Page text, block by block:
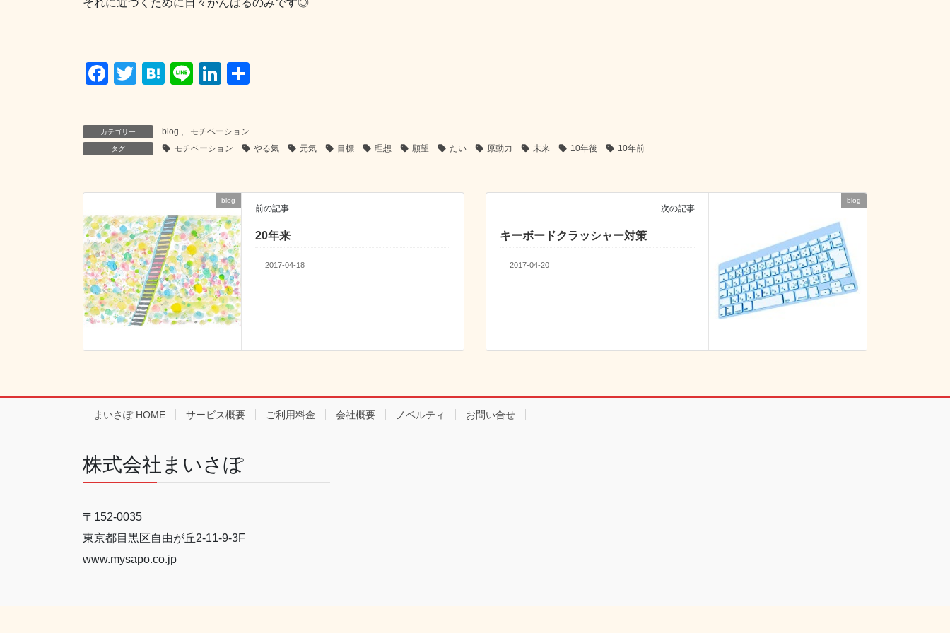
それに近づくために日々がんばるのみです◎
F
c
e
b
o
o
k
T
tt
er
H
n
Li
Li
e
n
カテゴリー blog 、 モチベーション
タグ モチベーション やる気 元気 目標 理想 願望 たい 原動力 未来 10年後 10年前
blog
前の記事
20年来
2017-04-18
blog
次の記事
キーボードクラッシャー対策
2017-04-20
まいさぽ HOME サービス概要 ご利用料金 会社概要 ノベルティ お問い合せ
株式会社まいさぽ
〒152-0035
東京都目黒区自由が丘2-11-9-3F
www.mysapo.co.jp